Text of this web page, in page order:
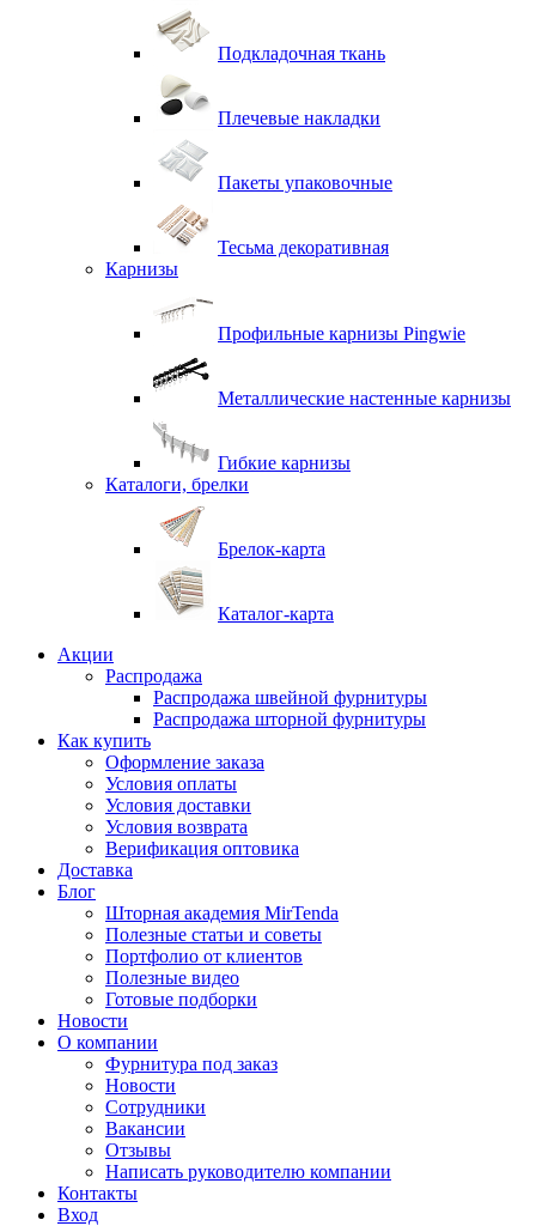
Подкладочная ткань
Плечевые накладки
Пакеты упаковочные
Тесьма декоративная
Карнизы
Профильные карнизы Pingwie
Металлические настенные карнизы
Гибкие карнизы
Каталоги, брелки
Брелок-карта
Каталог-карта
Акции
Распродажа
Распродажа швейной фурнитуры
Распродажа шторной фурнитуры
Как купить
Оформление заказа
Условия оплаты
Условия доставки
Условия возврата
Верификация оптовика
Доставка
Блог
Шторная академия MirTenda
Полезные статьи и советы
Портфолио от клиентов
Полезные видео
Готовые подборки
Новости
О компании
Фурнитура под заказ
Новости
Сотрудники
Вакансии
Отзывы
Написать руководителю компании
Контакты
Вход